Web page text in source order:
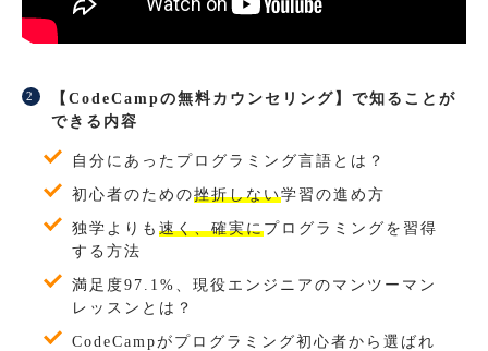
【CodeCampの無料カウンセリング】で知ることが
できる内容
自分にあったプログラミング言語とは？
初心者のための挫折しない学習の進め方
独学よりも 速く、確実にプログラミングを習得
する方法
満足度97.1%、現役エンジニアのマンツーマン
レッスンとは？
CodeCampがプログラミング初心者から選ばれ